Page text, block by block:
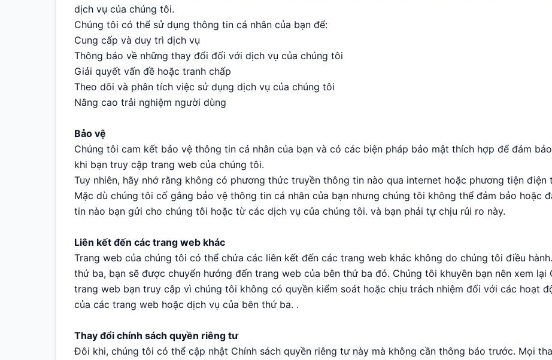
dịch vụ của chúng tôi.
Chúng tôi có thể sử dụng thông tin cá nhân của bạn để:
Cung cấp và duy trì dịch vụ
Thông báo về những thay đổi đối với dịch vụ của chúng tôi
Giải quyết vấn đề hoặc tranh chấp
Theo dõi và phân tích việc sử dụng dịch vụ của chúng tôi
Nâng cao trải nghiệm người dùng
Bảo vệ
Chúng tôi cam kết bảo vệ thông tin cá nhân của bạn và có các biện pháp bảo mật thích hợp để đảm
khi bạn truy cập trang web của chúng tôi.
Tuy nhiên, hãy nhớ rằng không có phương thức truyền thông tin nào qua internet hoặc phương tiện điện
Mặc dù chúng tôi cố gắng bảo vệ thông tin cá nhân của bạn nhưng chúng tôi không thể đảm bảo hoặc
tin nào bạn gửi cho chúng tôi hoặc từ các dịch vụ của chúng tôi. và bạn phải tự chịu rủi ro này.
Liên kết đến các trang web khác
Trang web của chúng tôi có thể chứa các liên kết đến các trang web khác không do chúng tôi điều
thứ ba, bạn sẽ được chuyển hướng đến trang web của bên thứ ba đó. Chúng tôi khuyên bạn nên xem lại
trang web bạn truy cập vì chúng tôi không có quyền kiểm soát hoặc chịu trách nhiệm đối với các hoạt
của các trang web hoặc dịch vụ của bên thứ ba. .
Thay đổi chính sách quyền riêng tư
Đôi khi, chúng tôi có thể cập nhật Chính sách quyền riêng tư này mà không cần thông báo trước. Mọi